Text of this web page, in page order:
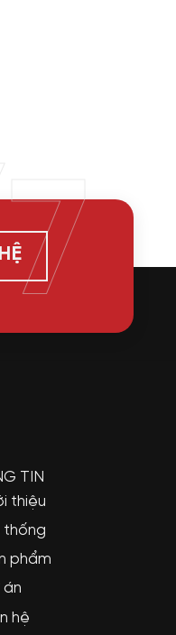
TIN
thiệu
thống
phẩm
án
hệ